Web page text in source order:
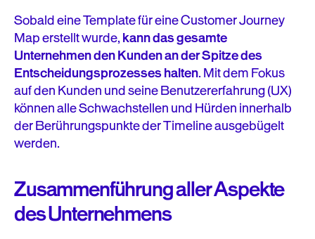
Sobald eine Template für eine Customer Journey
Map erstellt wurde,kann das gesamte
Unternehmen den Kunden an der Spitze des
Entscheidungsprozesses halten. Mit dem Fokus
auf den Kunden und seine Benutzererfahrung (UX)
können alle Schwachstellen und Hürden innerhalb
der Berührungspunkte der Timeline ausgebügelt
werden.
Zusammenführung aller Aspekte
des Unternehmens